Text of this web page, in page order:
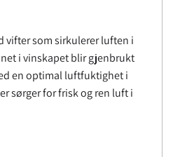
vifter som sirkulerer luften i
i vinskapet blir gjenbrukt
en optimal luftfuktighet i
sørger for frisk og ren luft i